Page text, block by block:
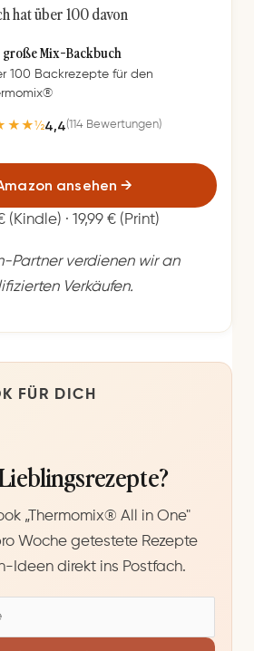
hat über 100 davon
große Mix-Backbuch
100 Backrezepte für den
4,4(114 Bewertungen)
ansehen→
(Kindle) · 19,99 € (Print)
Partner verdienen wir an
Verkäufen.
FÜR DICH
„Thermomix® All in One"
Woche getestete Rezepte
Ideen direkt ins Postfach.